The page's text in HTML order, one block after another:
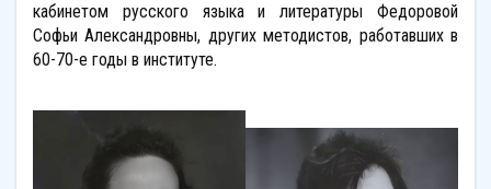
кабинетом русского языка и литературы Федоровой
Софьи Александровны, других методистов, работавших в
60-70-е годы в институте.